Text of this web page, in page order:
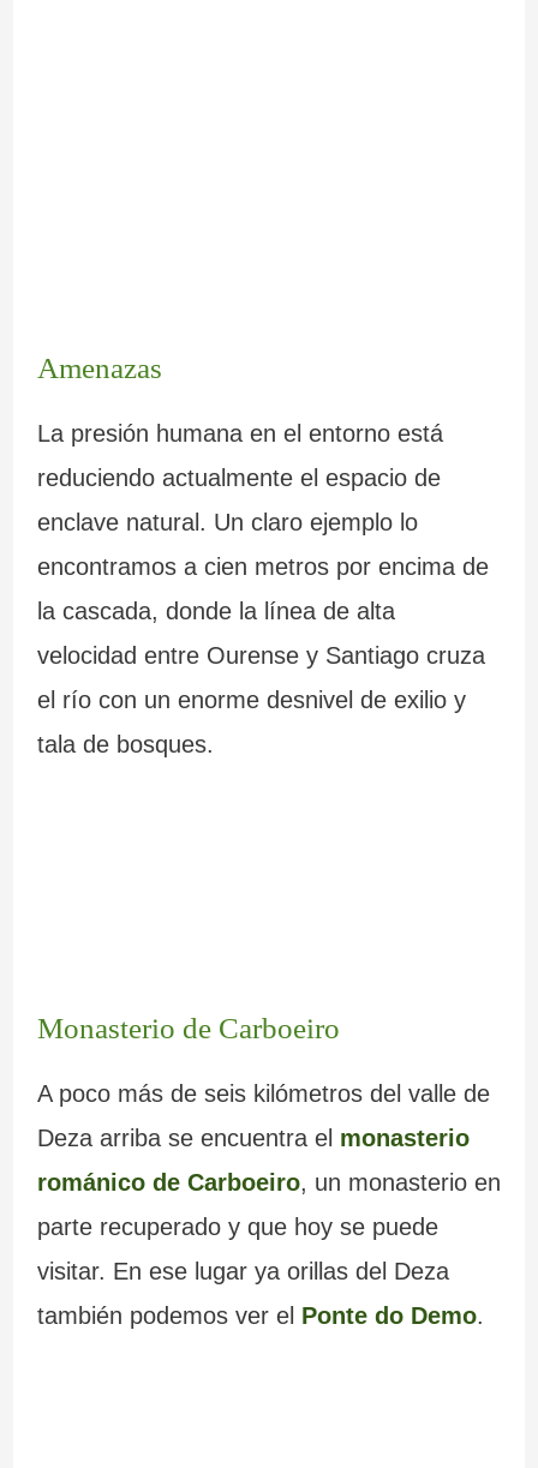
Amenazas
La presión humana en el entorno está
reduciendo actualmente el espacio de
enclave natural. Un claro ejemplo lo
encontramos a cien metros por encima de
la cascada, donde la línea de alta
velocidad entre Ourense y Santiago cruza
el río con un enorme desnivel de exilio y
tala de bosques.
Monasterio de Carboeiro
A poco más de seis kilómetros del valle de
Deza arriba se encuentra el monasterio
románico de Carboeiro, un monasterio en
parte recuperado y que hoy se puede
visitar. En ese lugar ya orillas del Deza
también podemos ver el Ponte do Demo.